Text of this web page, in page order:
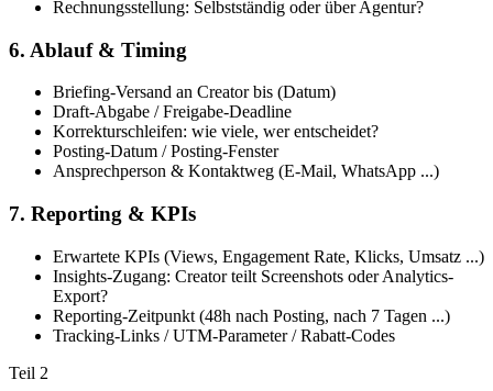
Rechnungsstellung: Selbstständig oder über Agentur?
6. Ablauf & Timing
Briefing-Versand an Creator bis (Datum)
Draft-Abgabe / Freigabe-Deadline
Korrekturschleifen: wie viele, wer entscheidet?
Posting-Datum / Posting-Fenster
Ansprechperson & Kontaktweg (E-Mail, WhatsApp ...)
7. Reporting & KPIs
Erwartete KPIs (Views, Engagement Rate, Klicks, Umsatz ...)
Insights-Zugang: Creator teilt Screenshots oder Analytics-
Export?
Reporting-Zeitpunkt (48h nach Posting, nach 7 Tagen ...)
Tracking-Links / UTM-Parameter / Rabatt-Codes
Teil 2